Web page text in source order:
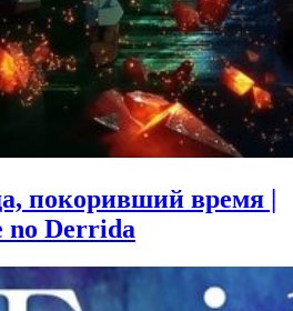
покоривший время |
no Derrida